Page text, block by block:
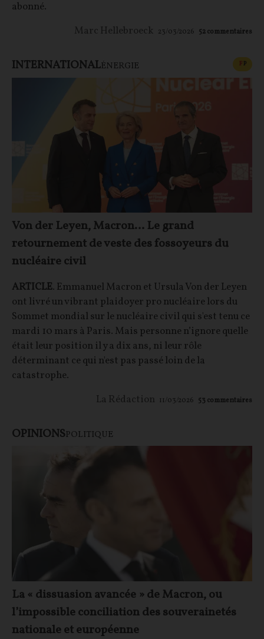
abonné.
Marc Hellebroeck 23/03/2026 52commentaires
INTERNATIONALÉNERGIE FP
Von der Leyen, Macron… Le grand
retournement de veste des fossoyeurs du
nucléaire civil
ARTICLE. Emmanuel Macron et Ursula Von der Leyen
ont livré un vibrant plaidoyer pro nucléaire lors du
Sommet mondial sur le nucléaire civil qui s'est tenu ce
mardi 10 mars à Paris. Mais personne n’ignore quelle
était leur position il y a dix ans, ni leur rôle
déterminant ce qui n'est pas passé loin de la
catastrophe.
La Rédaction 11/03/2026 53 commentaires
OPINIONSPOLITIQUE
La « dissuasion avancée » de Macron, ou
l’impossible conciliation des souverainetés
nationale et européenne